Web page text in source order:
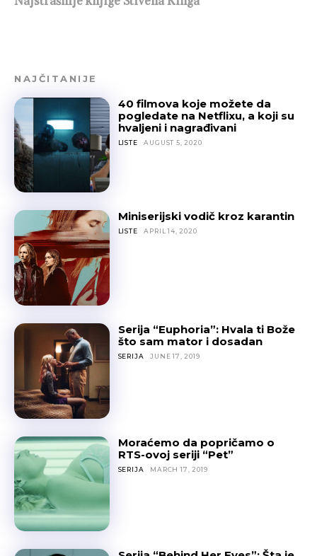
NAJČITANIJE
40 filmova koje možete da
pogledate na Netflixu, a koji su
hvaljeni i nagrađivani
LISTE AUGUST 5, 2020
Miniserijski vodič kroz karantin
LISTE APRIL 14, 2020
Serija “Euphoria”: Hvala ti Bože
što sam mator i dosadan
SERIJA JUNE 17, 2019
Moraćemo da popričamo o
RTS-ovoj seriji “Pet”
SERIJA MARCH 17, 2019